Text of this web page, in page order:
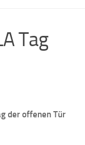
Tag
der offenen Tür